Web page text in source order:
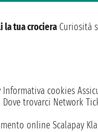
la tua crociera Curiosità
Informativa cookies
Dove trovarci Network
online Scalapay